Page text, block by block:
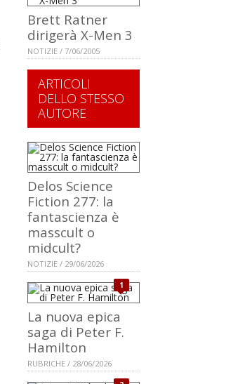
Brett Ratner
dirigerà X-Men 3
NOTIZIE / 7/06/2005
ARTICOLI
DELLO STESSO
AUTORE
Delos Science
Fiction 277: la
fantascienza è
masscult o
midcult?
NOTIZIE / 29/06/2026
1
La nuova epica
saga di Peter F.
Hamilton
RUBRICHE / 28/06/2026